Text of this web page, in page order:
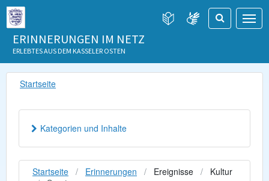
ERINNERUNGEN IM NETZ
ERLEBTES AUS DEM KASSELER OSTEN
Startseite
Startseite Erinnerungen Ereignisse
Kultur
Kategorien und Inhalte